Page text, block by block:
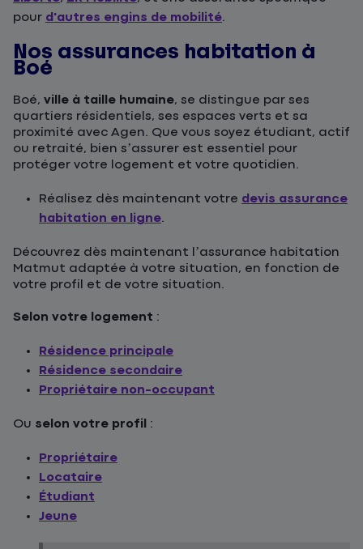
pour d'autres engins de mobilité.
Nos assurances habitation à
Boé
Boé, ville à taille humaine, se distingue par ses
quartiers résidentiels, ses espaces verts et sa
proximité avec Agen. Que vous soyez étudiant, actif
ou retraité, bien s’assurer est essentiel pour
protéger votre logement et votre quotidien.
Réalisez dès maintenant votre devis assurance
habitation en ligne.
Découvrez dès maintenant l’assurance habitation
Matmut adaptée à votre situation, en fonction de
votre profil et de votre situation.
Selon votre logement :
Résidence principale
Résidence secondaire
Propriétaire non-occupant
Ou selon votre profil :
Propriétaire
Locataire
Étudiant
Jeune